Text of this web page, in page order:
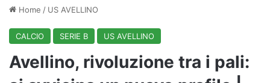
Home / US AVELLINO
CALCIO SERIE B US AVELLINO
Avellino, rivoluzione tra i pali: